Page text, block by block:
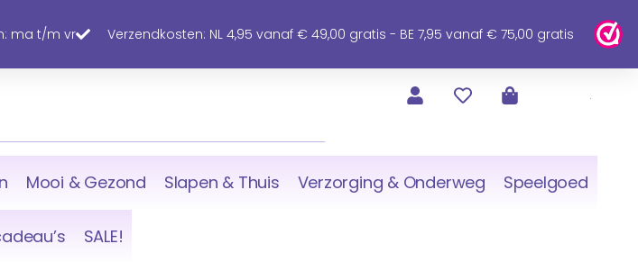
ma t/m vr Verzendkosten: NL 4,95 vanaf € 49,00 gratis - BE 7,95 vanaf € 75,00 gratis
Mooi & Gezond Slapen & Thuis Verzorging & Onderweg Speelgoed
SALE!